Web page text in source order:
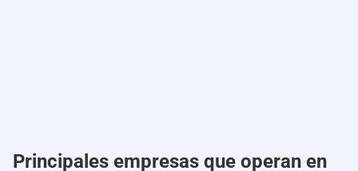
Principales empresas que operan en